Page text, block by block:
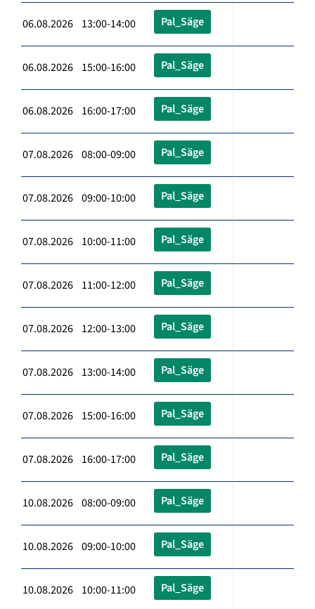
06.08.2026 13:00-14:00 Pal_Säge
06.08.2026 15:00-16:00 Pal_Säge
06.08.2026 16:00-17:00 Pal_Säge
07.08.2026 08:00-09:00 Pal_Säge
07.08.2026 09:00-10:00 Pal_Säge
07.08.2026 10:00-11:00 Pal_Säge
07.08.2026 11:00-12:00 Pal_Säge
07.08.2026 12:00-13:00 Pal_Säge
07.08.2026 13:00-14:00 Pal_Säge
07.08.2026 15:00-16:00 Pal_Säge
07.08.2026 16:00-17:00 Pal_Säge
10.08.2026 08:00-09:00 Pal_Säge
10.08.2026 09:00-10:00 Pal_Säge
10.08.2026 10:00-11:00 Pal_Säge